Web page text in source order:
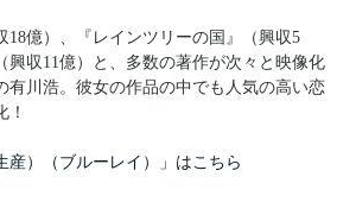
18億）、『レインツリーの国』（興収5
興収11億）と、多数の著作が次々と映像化
有川浩。彼女の作品の中でも人気の高い恋
！
産）（ブルーレイ）」はこちら